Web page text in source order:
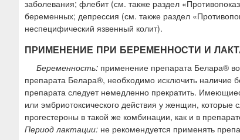
заболевания; флебит (см. также раздел
беременных; депрессия (см. также раздел
неспецифический язвенный колит).
ПРИМЕНЕНИЕ ПРИ БЕРЕМЕННОСТИ И
Беременность: применение препарата Белара®
препарата Белара®, необходимо исключить
препарата следует немедленно прекратить.
или эмбриотоксического действия у женщин,
прогестероны в такой же комбинации, как и в
Период лактации: не рекомендуется применять